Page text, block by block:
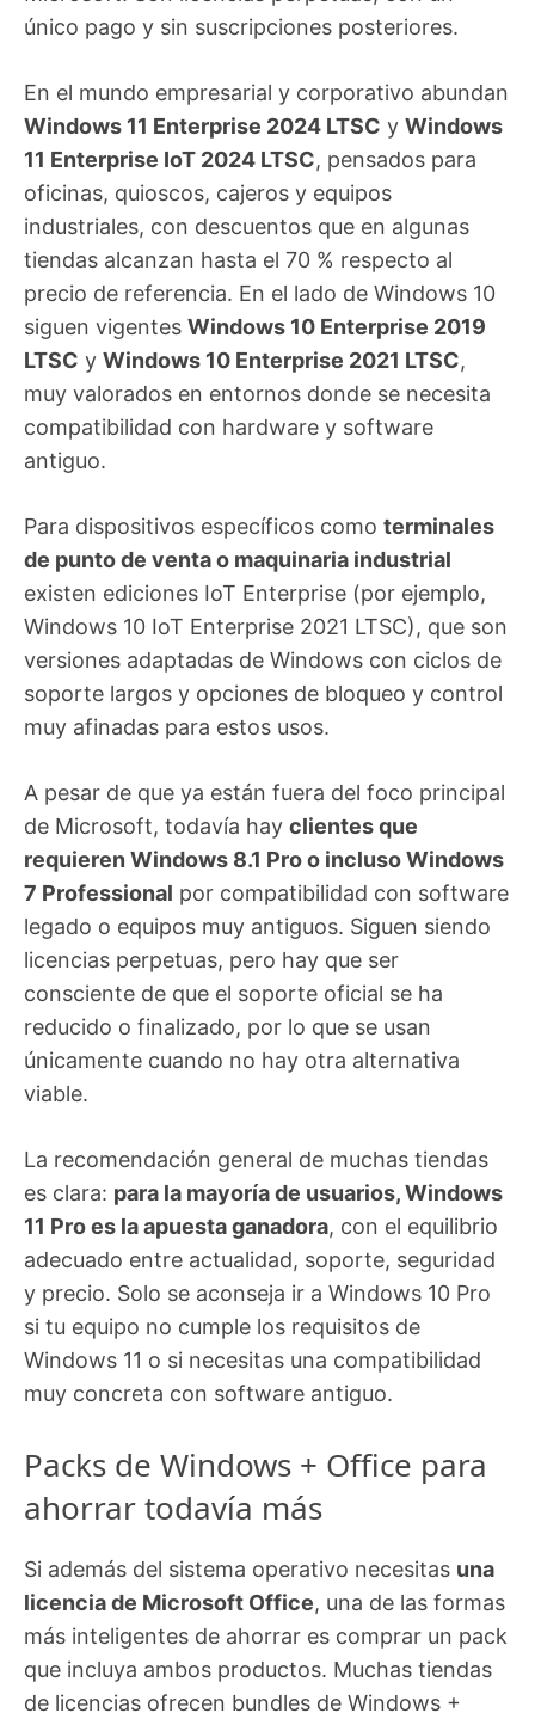
único pago y sin suscripciones posteriores.
En el mundo empresarial y corporativo abundan
Windows 11 Enterprise 2024 LTSC y Windows
11 Enterprise IoT 2024 LTSC, pensados para
oficinas, quioscos, cajeros y equipos
industriales, con descuentos que en algunas
tiendas alcanzan hasta el 70 % respecto al
precio de referencia. En el lado de Windows 10
siguen vigentes Windows 10 Enterprise 2019
LTSC y Windows 10 Enterprise 2021 LTSC,
muy valorados en entornos donde se necesita
compatibilidad con hardware y software
antiguo.
Para dispositivos específicos como terminales
de punto de venta o maquinaria industrial
existen ediciones IoT Enterprise (por ejemplo,
Windows 10 IoT Enterprise 2021 LTSC), que son
versiones adaptadas de Windows con ciclos de
soporte largos y opciones de bloqueo y control
muy afinadas para estos usos.
A pesar de que ya están fuera del foco principal
de Microsoft, todavía hay clientes que
requieren Windows 8.1 Pro o incluso Windows
7 Professional por compatibilidad con software
legado o equipos muy antiguos. Siguen siendo
licencias perpetuas, pero hay que ser
consciente de que el soporte oficial se ha
reducido o finalizado, por lo que se usan
únicamente cuando no hay otra alternativa
viable.
La recomendación general de muchas tiendas
es clara: para la mayoría de usuarios, Windows
11 Pro es la apuesta ganadora, con el equilibrio
adecuado entre actualidad, soporte, seguridad
y precio. Solo se aconseja ir a Windows 10 Pro
si tu equipo no cumple los requisitos de
Windows 11 o si necesitas una compatibilidad
muy concreta con software antiguo.
Packs de Windows + Office para
ahorrar todavía más
Si además del sistema operativo necesitas una
licencia de Microsoft Office, una de las formas
más inteligentes de ahorrar es comprar un pack
que incluya ambos productos. Muchas tiendas
de licencias ofrecen bundles de Windows +